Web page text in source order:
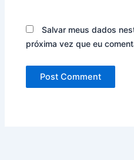
Salvar meus dados
próxima vez que eu